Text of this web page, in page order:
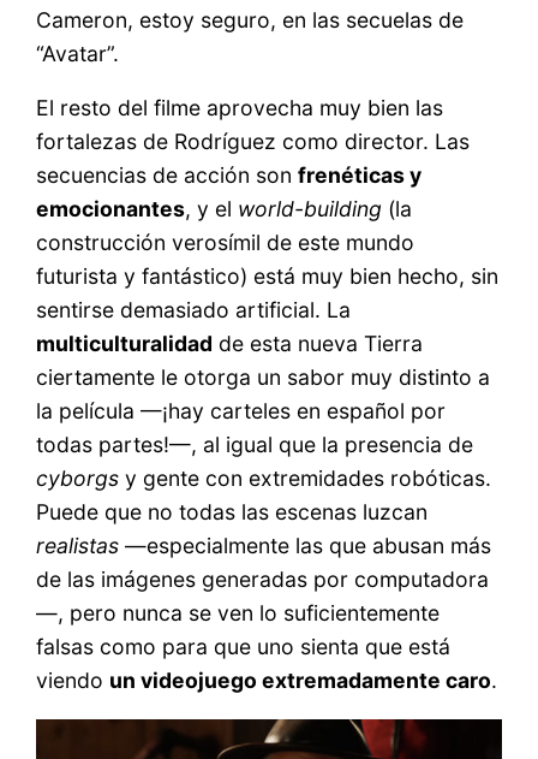
Cameron, estoy seguro, en las secuelas de
“Avatar”.
El resto del filme aprovecha muy bien las
fortalezas de Rodríguez como director. Las
secuencias de acción sonfrenéticas y
emocionantes, y el world-building (la
construcción verosímil de este mundo
futurista y fantástico) está muy bien hecho, sin
sentirse demasiado artificial. La
multiculturalidad de esta nueva Tierra
ciertamente le otorga un sabor muy distinto a
la película —¡hay carteles en español por
todas partes!—, al igual que la presencia de
cyborgsy gente con extremidades robóticas.
Puede que no todas las escenas luzcan
realistas—especialmente las que abusan más
de las imágenes generadas por computadora
—, pero nunca se ven lo suficientemente
falsas como para que uno sienta que está
viendo un videojuego extremadamente caro.